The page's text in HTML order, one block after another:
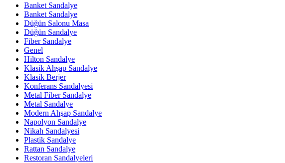
Banket Sandalye
Banket Sandalye
Düğün Salonu Masa
Düğün Sandalye
Fiber Sandalye
Genel
Hilton Sandalye
Klasik Ahşap Sandalye
Klasik Berjer
Konferans Sandalyesi
Metal Fiber Sandalye
Metal Sandalye
Modern Ahşap Sandalye
Napolyon Sandalye
Nikah Sandalyesi
Plastik Sandalye
Rattan Sandalye
Restoran Sandalyeleri